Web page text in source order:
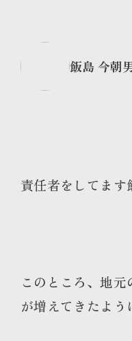
飯島 今朝
責任者をしてます
このところ、地
が増えてきたよう